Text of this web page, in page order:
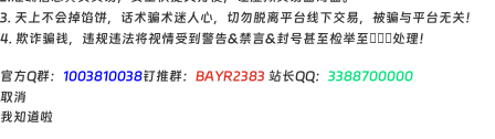
3. 天上不会掉馅饼，话术骗术迷人心，切勿脱离平台线下交易，被骗与平台无关！
4. 欺诈骗钱，违规违法将视情受到警告&禁言&封号甚至检举至👮🏻‍♀️处理！
官方Q群： 1003810038钉推群： BAYR2383 站长QQ： 3388700000
取消
我知道啦